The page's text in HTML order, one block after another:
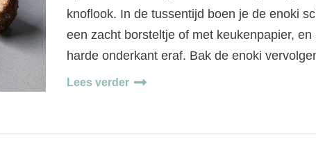
knoflook. In de tussentijd boen je de enoki
een zacht borsteltje of met keukenpapier, en
harde onderkant eraf. Bak de enoki
Lees verder